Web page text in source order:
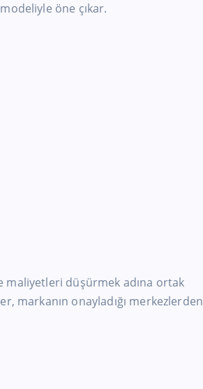
öne çıkar.
düşürmek adına ortak
markanın onayladığı merkezlerden